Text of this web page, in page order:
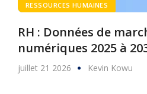
RESSOURCES HUMAINES
RH : Données de
numériques 2025 à
juillet 21 2026 Kevin Kowu